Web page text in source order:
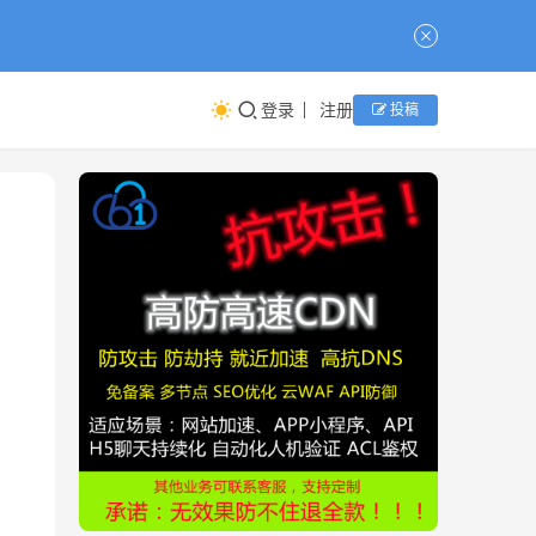
登录 注册 投稿